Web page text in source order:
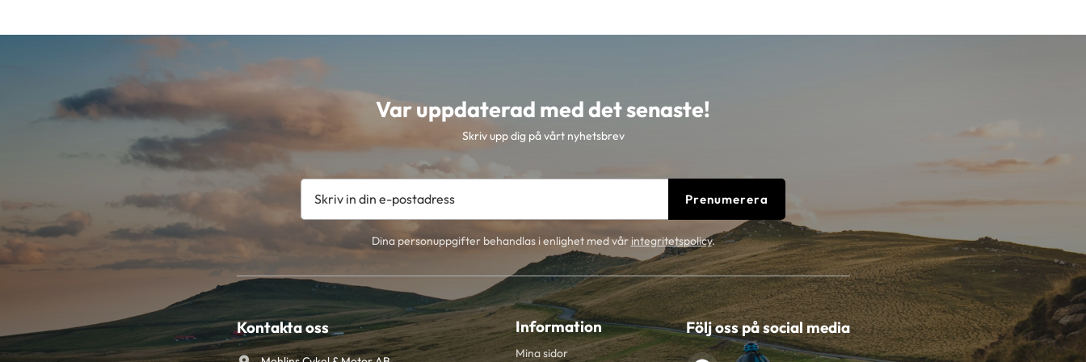
Var uppdaterad med det senaste!
Skriv upp dig på vårt nyhetsbrev
Prenumerera
Dina personuppgifter behandlas i enlighet med vårintegritetspolicy.
Kontakta oss Information
Mina sidor
Följ oss på social media